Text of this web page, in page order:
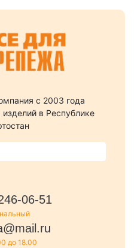
c 2003 года
в Республике
06-51
до 18.00